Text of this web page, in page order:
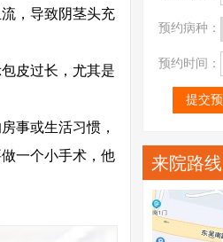
，导致阴茎头充
皮过长，尤其是
事或生活习惯，
一个小手术，他
预约病种：
预约时间：
来院路线